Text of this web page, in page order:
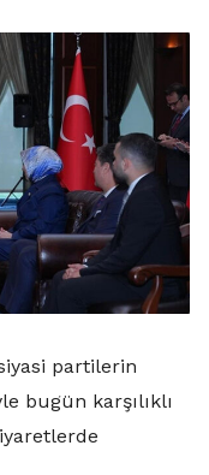
partilerin
bugün karşılıklı